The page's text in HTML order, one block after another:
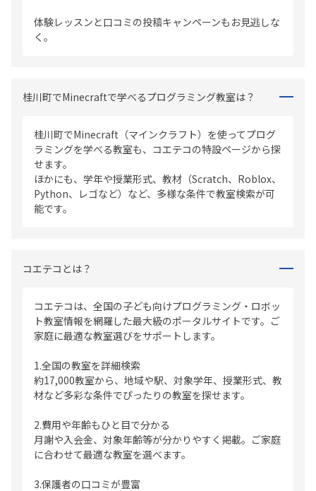
体験レッスンと口コミの投稿キャンペーンもお見逃しな
く。
桂川町でMinecraftで学べるプログラミング教室は？
桂川町でMinecraft（マインクラフト）を使ってプログ
ラミングを学べる教室も、コエテコの特設ページから探
せます。
ほかにも、学年や授業形式、教材（Scratch、Roblox、
Python、レゴなど）など、多様な条件で教室検索が可
能です。
コエテコとは？
コエテコは、全国の子ども向けプログラミング・ロボッ
ト教室情報を網羅した最大級のポータルサイトです。ご
家庭に最適な教室選びをサポートします。
1.全国の教室を詳細検索
約17,000教室から、地域や駅、対象学年、授業形式、教
材など多彩な条件でぴったりの教室を探せます。
2.費用や年齢もひと目で分かる
月謝や入会金、対象年齢等が分かりやすく掲載。ご家庭
に合わせて最適な教室を選べます。
3.保護者の口コミが豊富